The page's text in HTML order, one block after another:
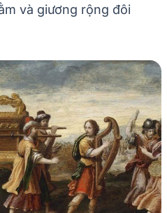
và giương rộng đôi